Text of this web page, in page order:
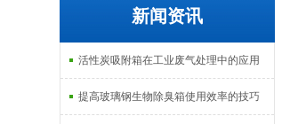
新闻资讯
活性炭吸附箱在工业废气处理中的应用
提高玻璃钢生物除臭箱使用效率的技巧